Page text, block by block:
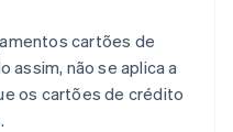
cartões de
assim, não se aplica a
os cartões de crédito